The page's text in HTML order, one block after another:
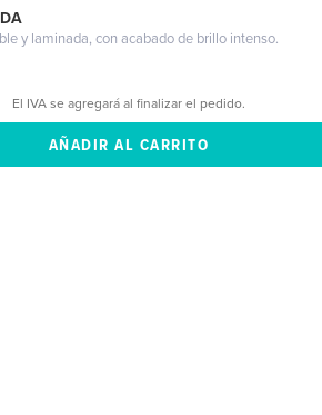
y laminada, con acabado de brillo intenso.
El IVA se agregará al finalizar el pedido.